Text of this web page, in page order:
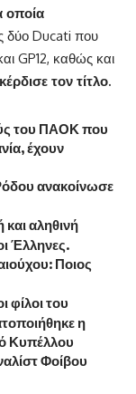
οποία
δύο Ducati που
GP12, καθώς και
τον τίτλο.
του ΠΑΟΚ που
έχουν
ανακοίνωσε
αληθινή
Έλληνες.
Ποιος
φίλοι του
η
Κυπέλλου
Φοίβου